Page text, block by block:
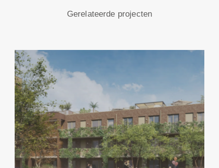
Gerelateerde projecten